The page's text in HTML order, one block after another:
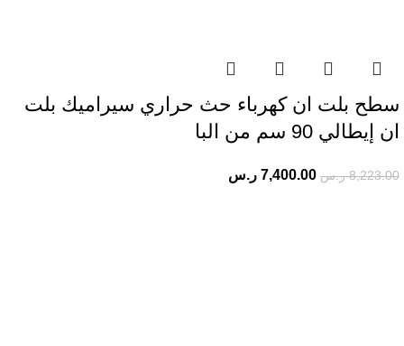
سطح بلت ان كهرباء حث حراري سيراميك بلت
ان إيطالي 90 سم من البا
8,223.00 ر.س 7,400.00 ر.س